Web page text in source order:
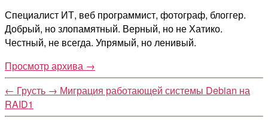
Специалист ИТ, веб программист, фотограф, блоггер.
Добрый, но злопамятный. Верный, но не Хатико.
Честный, не всегда. Упрямый, но ленивый.
Просмотр архива →
← Грусть → Миграция работающей системы Debian на
RAID1